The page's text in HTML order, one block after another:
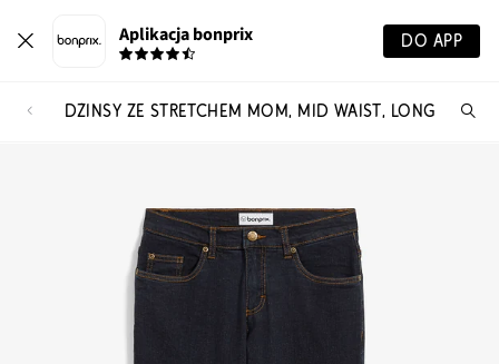
Aplikacja bonprix DO APP
DŻINSY ZE STRETCHEM MOM, MID WAIST, LONG